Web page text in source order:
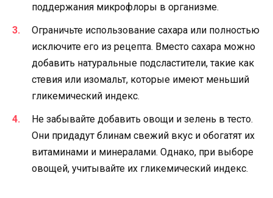
поддержания микрофлоры в организме.
Ограничьте использование сахара или полностью
исключите его из рецепта. Вместо сахара можно
добавить натуральные подсластители, такие как
стевия или изомальт, которые имеют меньший
гликемический индекс.
Не забывайте добавить овощи и зелень в тесто.
Они придадут блинам свежий вкус и обогатят их
витаминами и минералами. Однако, при выборе
овощей, учитывайте их гликемический индекс.